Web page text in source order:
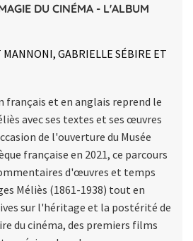
DU CINÉMA - L'ALBUM
MANNONI, GABRIELLE SÉBIRE ET
français et en anglais reprend le
avec ses textes et ses œuvres
de l'ouverture du Musée
française en 2021, ce parcours
d'œuvres et temps
Méliès (1861-1938) tout en
sur l'héritage et la postérité de
du cinéma, des premiers films